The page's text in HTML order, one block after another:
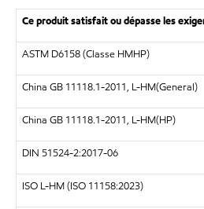
Ce produit satisfait ou dépasse les
ASTM D6158 (Classe HMHP)
China GB 11118.1-2011, L-HM(General)
China GB 11118.1-2011, L-HM(HP)
DIN 51524-2:2017-06
ISO L-HM (ISO 11158:2023)